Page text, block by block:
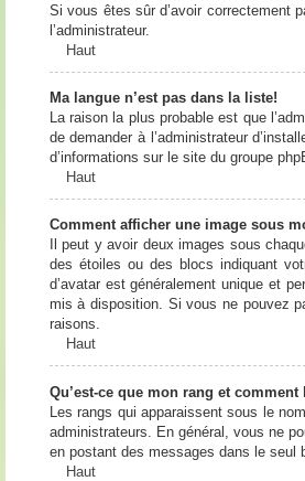
Si vous êtes sûr d’avoir correctement
l’administrateur.
Haut
Ma langue n’est pas dans la liste!
La raison la plus probable est que
de demander à l’administrateur
d’informations sur le site du groupe
Haut
Comment afficher une image sous
Il peut y avoir deux images sous
des étoiles ou des blocs indiquant
d’avatar est généralement unique et
mis à disposition. Si vous ne pouvez
raisons.
Haut
Qu’est-ce que mon rang et
Les rangs qui apparaissent sous le
administrateurs. En général, vous ne
en postant des messages dans le seul
Haut